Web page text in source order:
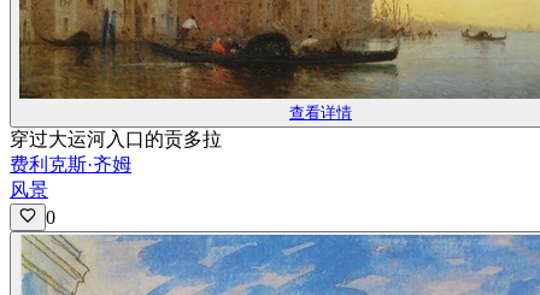
查看详情
穿过大运河入口的贡多拉
费利克斯·齐姆
风景
0